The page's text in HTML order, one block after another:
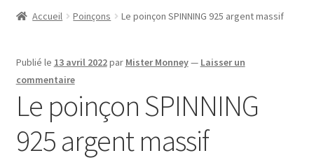
Accueil Poinçons Le poinçon SPINNING 925 argent massif
Publié le 13 avril 2022par Mister Monney— Laisser un
commentaire
Le poinçon SPINNING
925 argent massif